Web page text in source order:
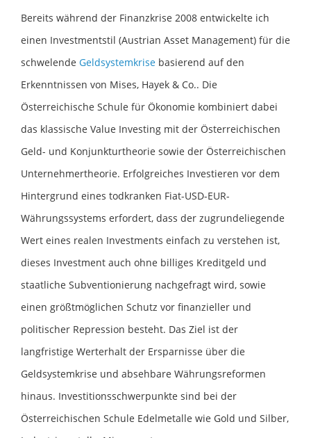
Bereits während der Finanzkrise 2008 entwickelte ich
einen Investmentstil (Austrian Asset Management) für die
schwelende Geldsystemkrise basierend auf den
Erkenntnissen von Mises, Hayek & Co.. Die
Österreichische Schule für Ökonomie kombiniert dabei
das klassische Value Investing mit der Österreichischen
Geld- und Konjunkturtheorie sowie der Österreichischen
Unternehmertheorie. Erfolgreiches Investieren vor dem
Hintergrund eines todkranken Fiat-USD-EUR-
Währungssystems erfordert, dass der zugrundeliegende
Wert eines realen Investments einfach zu verstehen ist,
dieses Investment auch ohne billiges Kreditgeld und
staatliche Subventionierung nachgefragt wird, sowie
einen größtmöglichen Schutz vor finanzieller und
politischer Repression besteht. Das Ziel ist der
langfristige Werterhalt der Ersparnisse über die
Geldsystemkrise und absehbare Währungsreformen
hinaus. Investitionsschwerpunkte sind bei der
Österreichischen Schule Edelmetalle wie Gold und Silber,